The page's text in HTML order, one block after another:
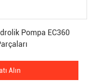
Alın